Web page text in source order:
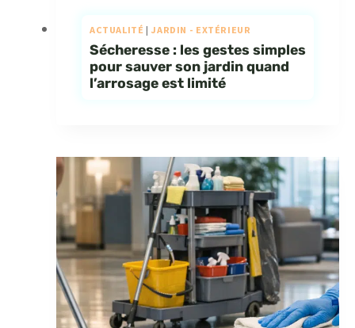
ACTUALITÉ | JARDIN - EXTÉRIEUR
Sécheresse : les gestes simples
pour sauver son jardin quand
l’arrosage est limité